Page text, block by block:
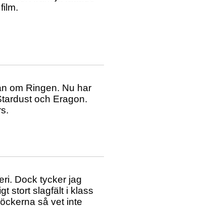
om Ringen. Nu har
och Eragon.
Dock tycker jag
stort slagfält i klass
så vet inte